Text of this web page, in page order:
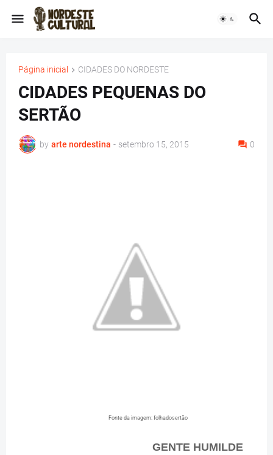
Página inicial CIDADES DO NORDESTE
CIDADES PEQUENAS DO
SERTÃO
by arte nordestina - setembro 15, 2015 0
Fonte da imagem: folhadosertão
GENTE HUMILDE